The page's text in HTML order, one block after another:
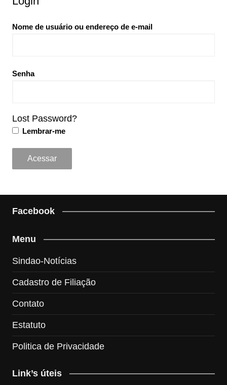
Nome de usuário ou endereço de e-mail
Senha
Lost Password?
Lembrar-me
Facebook
Menu
Sindao-Notícias
Cadastro de Filiação
Contato
Estatuto
Politica de Privacidade
Link’s úteis